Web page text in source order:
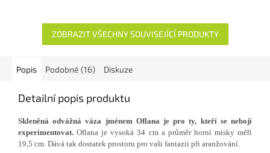
ZOBRAZIT VŠECHNY SOUVISEJÍCÍ PRODUKTY
Popis Podobné (16) Diskuze
Detailní popis produktu
Skleněná odvážná váza jménem Oflana je pro ty, kteří se nebojí
experimentovat.Oflana je vysoká 34 cm a průměr horní misky měří
19,5 cm. Dává tak dostatek prostoru pro vaši fantazii při aranžování.